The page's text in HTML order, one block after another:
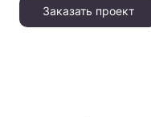
Заказать проект